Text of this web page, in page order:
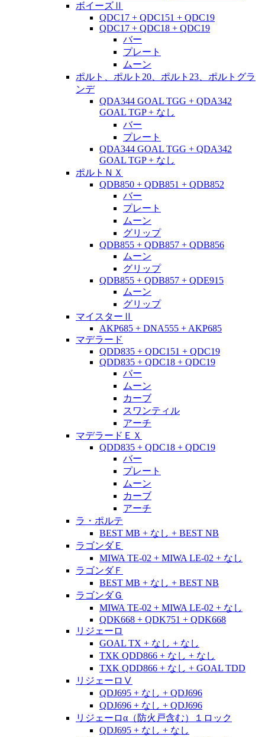
ボイーズⅡ
QDC17 + QDC151 + QDC19
QDC17 + QDC18 + QDC19
バー
プレート
ムーン
ポルト、ポルト20、ポルト23、ポルトグラ
ンデ
QDA344 GOAL TGG + QDA342
GOAL TGP + なし
バー
プレート
QDA344 GOAL TGG + QDA342
GOAL TGP + なし
ポルトＮＸ
QDB850 + QDB851 + QDB852
バー
プレート
ムーン
グリップ
QDB855 + QDB857 + QDB856
ムーン
グリップ
QDB855 + QDB857 + QDE915
ムーン
グリップ
マイスターⅡ
AKP685 + DNA555 + AKP685
マデラード
QDD835 + QDC151 + QDC19
QDD835 + QDC18 + QDC19
バー
ムーン
カーブ
スワンティル
アーチ
マデラードＥＸ
QDD835 + QDC18 + QDC19
バー
プレート
ムーン
カーブ
アーチ
ラ・ポルテ
BEST MB + なし + BEST NB
ラゴンダＥ
MIWA TE-02 + MIWA LE-02 + なし
ラゴンダＦ
BEST MB + なし + BEST NB
ラゴンダＧ
MIWA TE-02 + MIWA LE-02 + なし
QDK668 + QDK751 + QDK668
リジェーロ
GOAL TX + なし + なし
TXK QDD866 + なし + なし
TXK QDD866 + なし + GOAL TDD
リジェーロⅤ
QDJ695 + なし + QDJ696
QDJ696 + なし + QDJ696
リジェーロα（防火戸含む）１ロック
QDJ695 + なし + なし